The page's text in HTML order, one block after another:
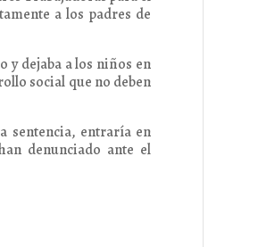
a los padres de
y dejaba a los niños en
social que no deben
sentencia, entraría en
denunciado ante el